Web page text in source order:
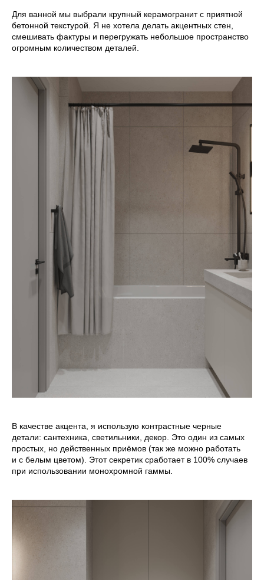
Для ванной мы выбрали крупный керамогранит с приятной
бетонной текстурой. Я не хотела делать акцентных стен,
смешивать фактуры и перегружать небольшое пространство
огромным количеством деталей.
В качестве акцента, я использую контрастные черные
детали: сантехника, светильники, декор. Это один из самых
простых, но действенных приёмов (так же можно работать
и с белым цветом). Этот секретик сработает в 100% случаев
при использовании монохромной гаммы.